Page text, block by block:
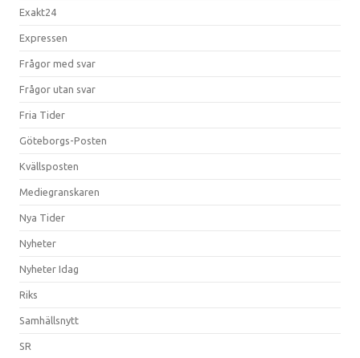
Exakt24
Expressen
Frågor med svar
Frågor utan svar
Fria Tider
Göteborgs-Posten
Kvällsposten
Mediegranskaren
Nya Tider
Nyheter
Nyheter Idag
Riks
Samhällsnytt
SR